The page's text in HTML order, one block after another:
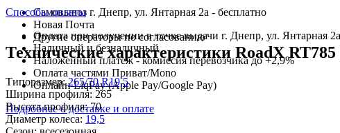
Самовывоз г. Днепр, ул. Янтарная 2а - бесплатно
Новая Почта
Другие операторы по согласованию
Способы оплаты
Оплата при получении в точке выдачи г. Днепр, ул. Янтарная 2а
Наличный и безналичный
Наложенный платеж - комиссия перевозчика до +2,9%
Оплата частями Приват/Mono
Онлайн LiqPay (Apple Pay/Google Pay)
Подробнее о доставке и оплате
Технические характеристики RoadX
Типоразмер:265/70 R19,5
Ширина профиля: 265
Высота профиля:70
Диаметр колеса: 19,5